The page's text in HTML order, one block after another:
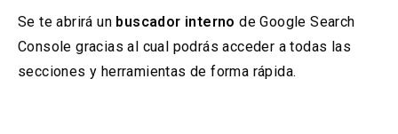
Se te abrirá un buscador interno de Google Search
Console gracias al cual podrás acceder a todas las
secciones y herramientas de forma rápida.